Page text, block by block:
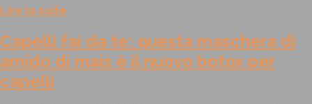
Lire la suite
Capelli fai da te: questa maschera di
amido di mais è il nuovo botox per
capelli